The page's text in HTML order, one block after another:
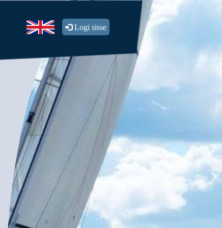
Logi sisse